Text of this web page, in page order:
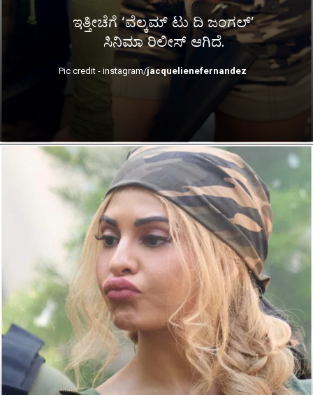
ಇತ್ತೀಚೆಗೆ ‘ವೆಲ್ಕಮ್ ಟು ದಿ ಜಂಗಲ್’
ಸಿನಿಮಾ ರಿಲೀಸ್ ಆಗಿದೆ.
Pic credit - instagram/jacquelienefernandez